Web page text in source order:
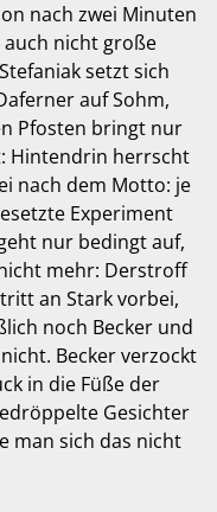
nach zwei Minuten
auch nicht große
setzt sich
auf Sohm,
Pfosten bringt nur
Hintendrin herrscht
nach dem Motto: je
Experiment
nur bedingt auf,
mehr: Derstroff
an Stark vorbei,
noch Becker und
Becker verzockt
in die Füße der
Gesichter
man sich das nicht